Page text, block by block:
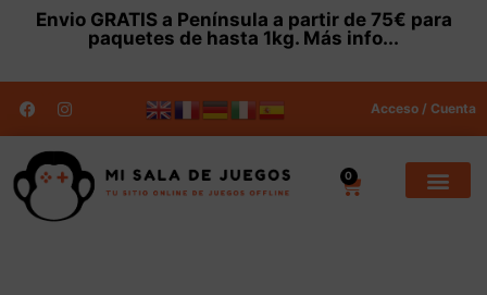
Envio GRATISa Península a partir de 75€ para
paquetes de hasta 1kg. Más info...
Acceso / Cuenta
0